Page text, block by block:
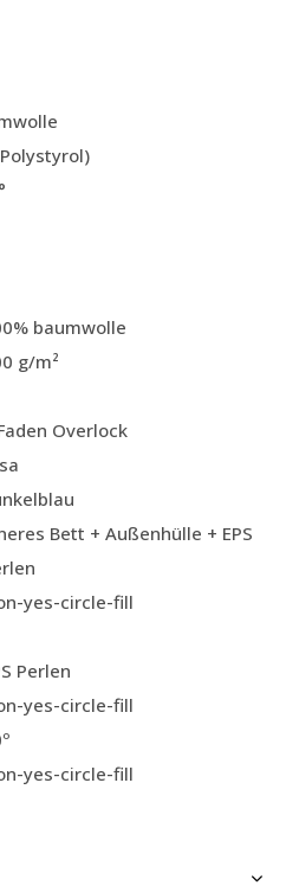
baumwolle
g/m²
Overlock
Bett + Außenhülle + EPS
yes-circle-fill
Perlen
yes-circle-fill
yes-circle-fill